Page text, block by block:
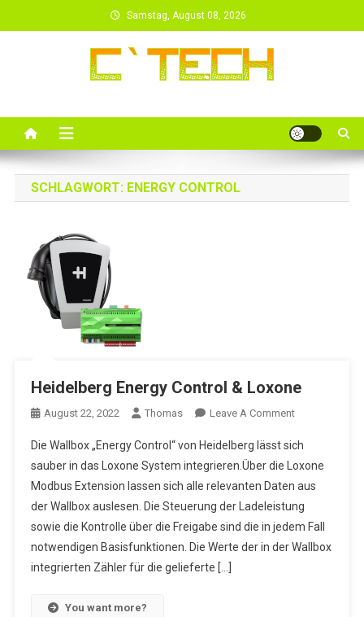
to
Samstag, August 08, 2026
SCHLAGWORT: ENERGY CONTROL
Heidelberg Energy Control & Loxone
August 22, 2022 Thomas Leave A CommentOn
Energy
Control
&
Loxone
Die Wallbox „Energy Control“ von Heidelberg lässt sich
sauber in das Loxone System integrieren.Über die Loxone
Modbus Extension lassen sich alle relevanten Daten aus
der Wallbox auslesen. Die Steuerung der Ladeleistung
sowie die Kontrolle über die Freigabe sind die in jedem Fall
notwendigen Basisfunktionen. Die Werte der in der Wallbox
integrierten Zähler für die gelieferte […]
You want more?